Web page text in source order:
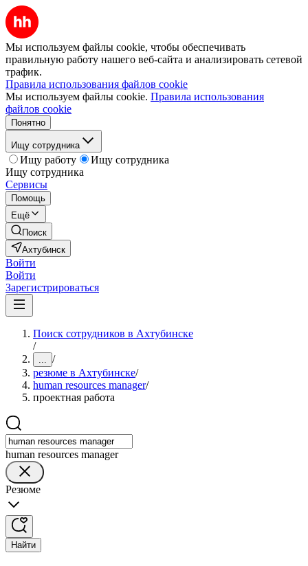
Мы используем файлы cookie, чтобы обеспечивать
правильную работу нашего веб-сайта и анализировать сетевой
трафик.
Правила использования файлов cookie
Мы используем файлы cookie. Правила использования
файлов cookie
Понятно
Ищу сотрудника
Ищу работу
Ищу сотрудника
Ищу сотрудника
Сервисы
Помощь
Ещё
Поиск
Ахтубинск
Войти
Войти
Зарегистрироваться
Поиск сотрудников в Ахтубинске
/
... /
резюме в Ахтубинске/
human resources manager/
проектная работа
human resources manager
Резюме
Найти